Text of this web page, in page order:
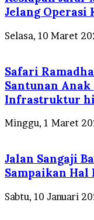
Jelang Operasi
Selasa, 10 Maret
Safari
Santunan
Infrastruktur
Minggu, 1 Maret
Jalan Sangaji
Sampaikan Hal
Sabtu, 10 Januari